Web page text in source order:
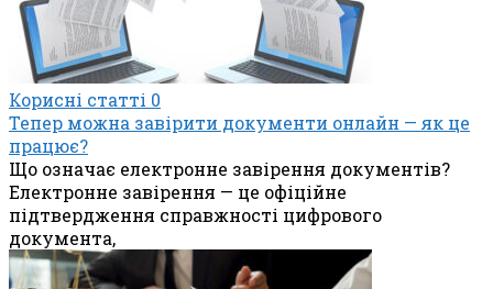
Корисні статті 0
Тепер можна завірити документи онлайн — як це
працює?
Що означає електронне завірення документів?
Електронне завірення — це офіційне
підтвердження справжності цифрового
документа,